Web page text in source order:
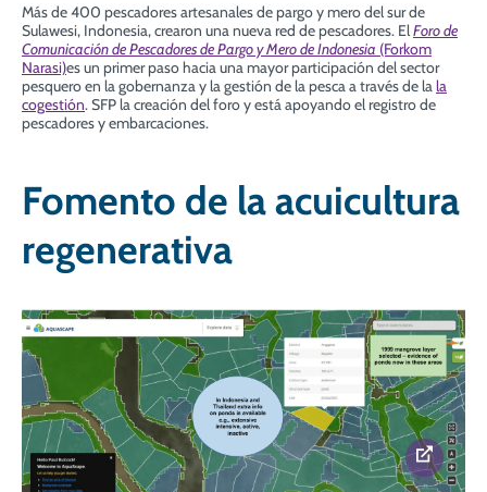
Más de 400 pescadores artesanales de pargo y mero del sur de
Sulawesi, Indonesia, crearon una nueva red de pescadores. ElForo de
Comunicación de Pescadores de Pargo y Mero de Indonesia (Forkom
Narasi)es un primer paso hacia una mayor participación del sector
pesquero en la gobernanza y la gestión de la pesca a través de la la
cogestión. SFP la creación del foro y está apoyando el registro de
pescadores y embarcaciones.
Fomento de la acuicultura
regenerativa